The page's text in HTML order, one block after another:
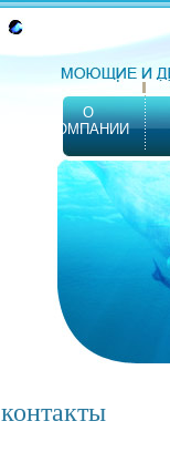
О
КОМПАНИИ
контакты